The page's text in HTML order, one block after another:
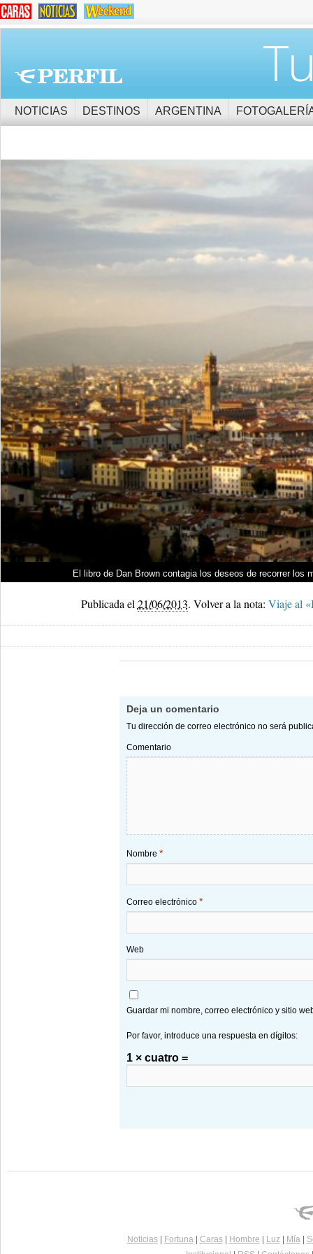
NOTICIAS DESTINOS ARGENTINA
El libro de Dan Brown contagia los deseos de recorrer
Publicada el 21/06/2013. Volver a la nota: Viaje al
Deja un comentario
Tu dirección de correo electrónico no será
Comentario
Nombre *
Correo electrónico *
Web
Guardar mi nombre, correo electrónico y sitio
Por favor, introduce una respuesta en dígitos:
1 × cuatro =
Noticias| Fortuna| Caras| Hombre Luz| Mía|